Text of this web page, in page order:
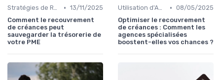
Stratégies de Recouvrement B2B • 13/11/2025
Comment le recouvrement
de créances peut
sauvegarder la trésorerie de
votre PME
Utilisation d'Agences de Recouvrement • 08/05/2025
Optimiser le recouvrement
de créances : Comment les
agences spécialisées
boostent-elles vos chances ?